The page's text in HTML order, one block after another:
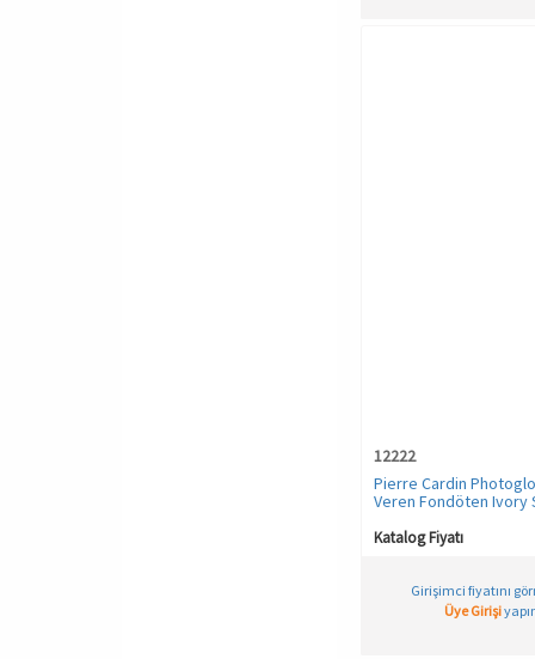
12222
Pierre Cardin
Veren Fondöten Ivory
Katalog Fiyatı
Girişimci fiyatını
Üye Girişi